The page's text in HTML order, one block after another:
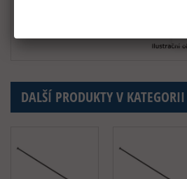
DALŠÍ PRODUKTY V KATEGORII